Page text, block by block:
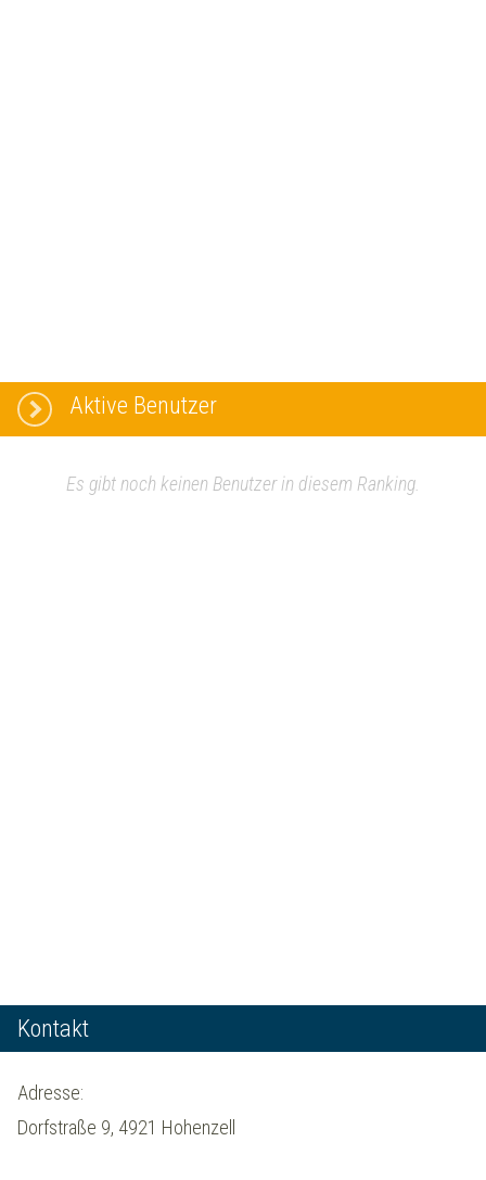
Aktive Benutzer
Es gibt noch keinen Benutzer in diesem Ranking.
Kontakt
Adresse:
Dorfstraße 9, 4921 Hohenzell